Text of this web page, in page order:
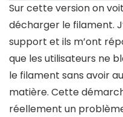
Sur cette version on
décharger le filament.
support et ils m’ont
que les utilisateurs ne
le filament sans avoir
matière. Cette
réellement un